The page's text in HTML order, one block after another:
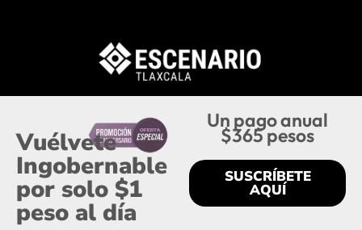
Vuélvete
Ingobernable
por solo $1
peso al día
Un pago anual
$365 pesos
SUSCRÍBETE
AQUÍ